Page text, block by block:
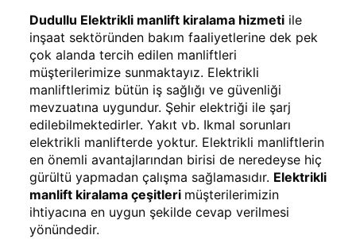
Dudullu Elektrikli manlift kiralama hizmetiile
inşaat sektöründen bakım faaliyetlerine dek pek
çok alanda tercih edilen manliftleri
müşterilerimize sunmaktayız. Elektrikli
manliftlerimiz bütün iş sağlığı ve güvenliği
mevzuatına uygundur. Şehir elektriği ile şarj
edilebilmektedirler. Yakıt vb. Ikmal sorunları
elektrikli manlifterde yoktur. Elektrikli manliftlerin
en önemli avantajlarından birisi de neredeyse hiç
gürültü yapmadan çalışma sağlamasıdır. Elektrikli
manlift kiralama çeşitleri müşterilerimizin
ihtiyacına en uygun şekilde cevap verilmesi
yönündedir.